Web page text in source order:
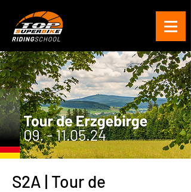
S2A | Tour de